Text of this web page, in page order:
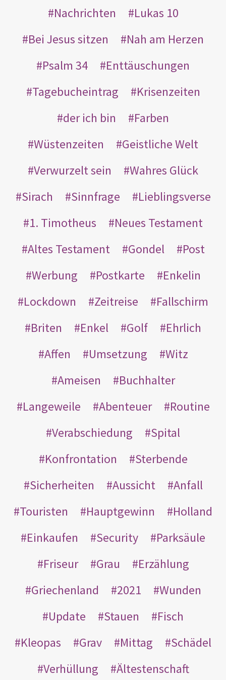
Nachrichten
Lukas 10
Bei Jesus sitzen
Nah am Herzen
Psalm 34
Enttäuschungen
Tagebucheintrag
Krisenzeiten
der ich bin
Farben
Wüstenzeiten
Geistliche Welt
Verwurzelt sein
Wahres Glück
Sirach
Sinnfrage
Lieblingsverse
1. Timotheus
Neues Testament
Altes Testament
Gondel
Post
Werbung
Postkarte
Enkelin
Lockdown
Zeitreise
Fallschirm
Briten
Enkel Golf
Ehrlich
Affen
Umsetzung
Witz
Ameisen
Buchhalter
Langeweile
Abenteuer
Routine
Verabschiedung
Spital
Konfrontation
Sterbende
Sicherheiten
Aussicht
Anfall
Touristen
Hauptgewinn
Holland
Einkaufen
Security
Parksäule
Friseur
Grau
Erzählung
Griechenland
2021
Wunden
Update
Stauen
Fisch
Kleopas
Grav Mittag
Schädel
Verhüllung
Ältestenschaft